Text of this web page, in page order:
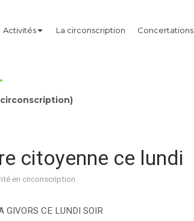
Activités La circonscription Concertations
circonscription)
citoyenne ce lundi
en circonscription
GIVORS CE LUNDI SOIR